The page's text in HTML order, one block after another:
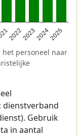
2022202320242025
het personeel naar
dienstverband
Gebruik
in aantal